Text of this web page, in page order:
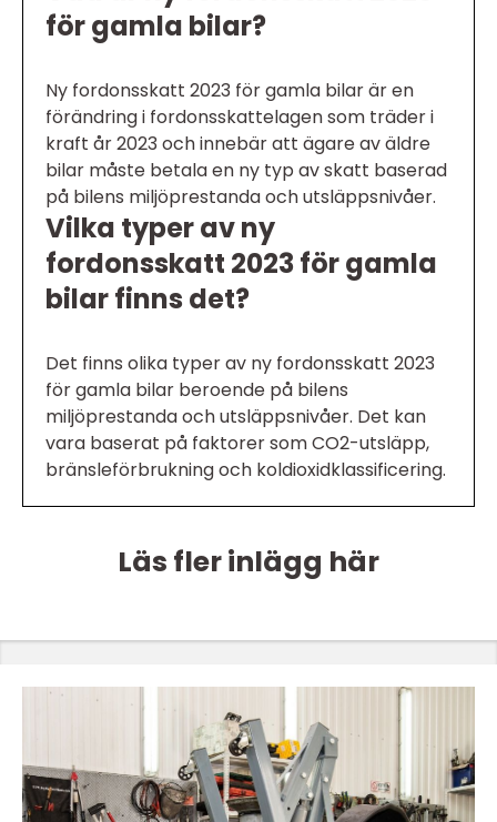
för gamla bilar?
Ny fordonsskatt 2023 för gamla bilar är en
förändring i fordonsskattelagen som träder i
kraft år 2023 och innebär att ägare av äldre
bilar måste betala en ny typ av skatt baserad
på bilens miljöprestanda och utsläppsnivåer.
Vilka typer av ny
fordonsskatt 2023 för gamla
bilar finns det?
Det finns olika typer av ny fordonsskatt 2023
för gamla bilar beroende på bilens
miljöprestanda och utsläppsnivåer. Det kan
vara baserat på faktorer som CO2-utsläpp,
bränsleförbrukning och koldioxidklassificering.
Läs fler inlägg här